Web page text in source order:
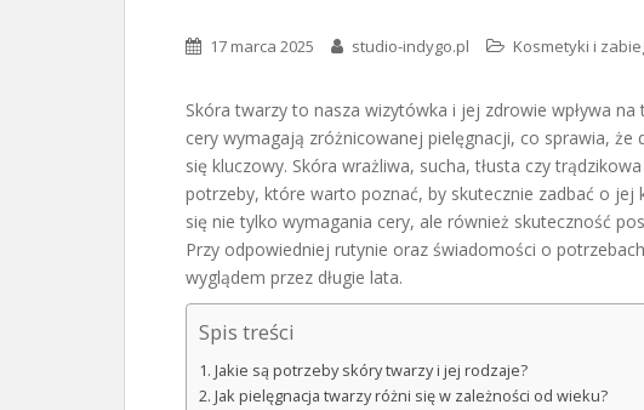
17 marca 2025 studio-indygo.pl Kosmetyki i
Skóra twarzy to nasza wizytówka i jej zdrowie wpływa
cery wymagają zróżnicowanej pielęgnacji, co sprawia,
się kluczowy. Skóra wrażliwa, sucha, tłusta czy
potrzeby, które warto poznać, by skutecznie zadbać o jej
się nie tylko wymagania cery, ale również skuteczność
Przy odpowiedniej rutynie oraz świadomości o
wyglądem przez długie lata.
Spis treści
Jakie są potrzeby skóry twarzy i jej rodzaje?
Jak pielęgnacja twarzy różni się w zależności od wieku?